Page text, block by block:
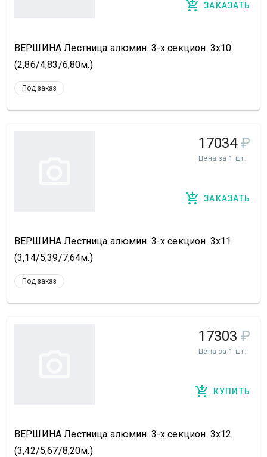
ЗАКАЗАТЬ
ВЕРШИНА Лестница алюмин. 3-х секцион. 3х10
(2,86/4,83/6,80м.)
Под заказ
17034 ₽
Цена за 1 шт.
ЗАКАЗАТЬ
ВЕРШИНА Лестница алюмин. 3-х секцион. 3х11
(3,14/5,39/7,64м.)
Под заказ
17303 ₽
Цена за 1 шт.
КУПИТЬ
ВЕРШИНА Лестница алюмин. 3-х секцион. 3х12
(3,42/5,67/8,20м.)